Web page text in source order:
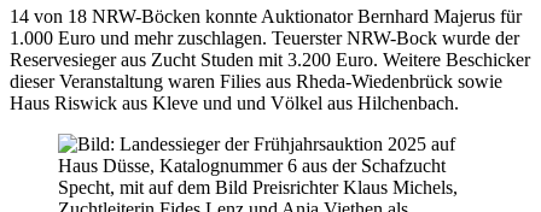
14 von 18 NRW-Böcken konnte Auktionator Bernhard Majerus für
1.000 Euro und mehr zuschlagen. Teuerster NRW-Bock wurde der
Reservesieger aus Zucht Studen mit 3.200 Euro. Weitere Beschicker
dieser Veranstaltung waren Filies aus Rheda-Wiedenbrück sowie
Haus Riswick aus Kleve und und Völkel aus Hilchenbach.